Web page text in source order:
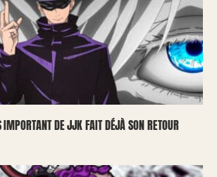
IMPORTANT DE JJK FAIT DÉJÀ SON RETOUR